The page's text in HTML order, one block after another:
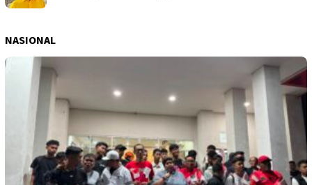
NASIONAL